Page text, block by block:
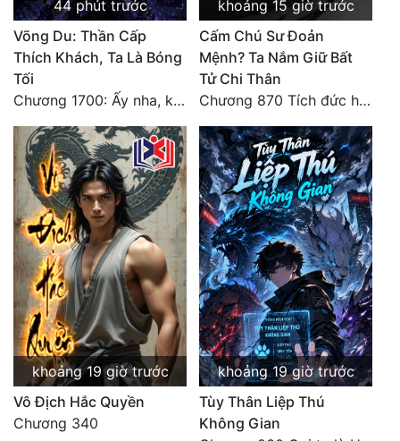
Quân Sự
Sảng Văn
Sắc
Sủng
Thanh Xuân
Tiên Hiệp
Tiểu Thuyết
Trinh Thám
Triều Đấu
Trùng Sinh
Trọng Sinh
Tu Chân
44 phút trước
Võng Du: Thần Cấp
Thích Khách, Ta Là Bóng
Tối
Chương 1700: Ấy nha, không có chuyện gì!
khoảng 15 giờ trước
Cấm Chú Sư Đoản
Mệnh? Ta Nắm Giữ Bất
Tử Chi Thân
Chương 870 Tích đức hành thiện
khoảng 19 giờ trước
Vô Địch Hắc Quyền
Chương 340
khoảng 19 giờ trước
Tùy Thân Liệp Thú
Không Gian